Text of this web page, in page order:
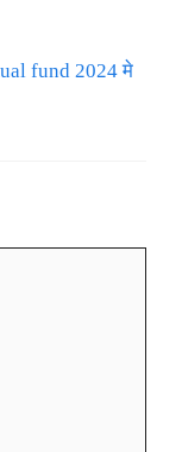
fund 2024 मे